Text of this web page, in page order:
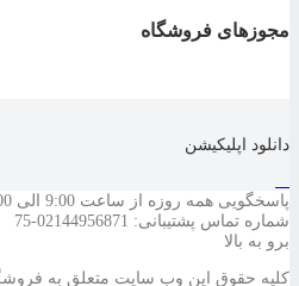
مجوزهای فروشگاه
دانلود اپلیکیشن
شماره تماس پشتیبانی: 02144956871-75
برو به بالا
کلیه حقوق این وب سایت متعلق به